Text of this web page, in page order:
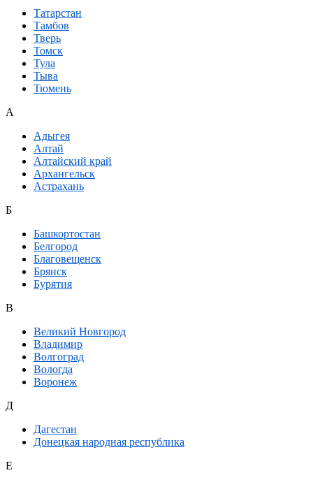
Татарстан
Тамбов
Тверь
Томск
Тула
Тыва
Тюмень
А
Адыгея
Алтай
Алтайский край
Архангельск
Астрахань
Б
Башкортостан
Белгород
Благовещенск
Брянск
Бурятия
В
Великий Новгород
Владимир
Волгоград
Вологда
Воронеж
Д
Дагестан
Донецкая народная республика
Е